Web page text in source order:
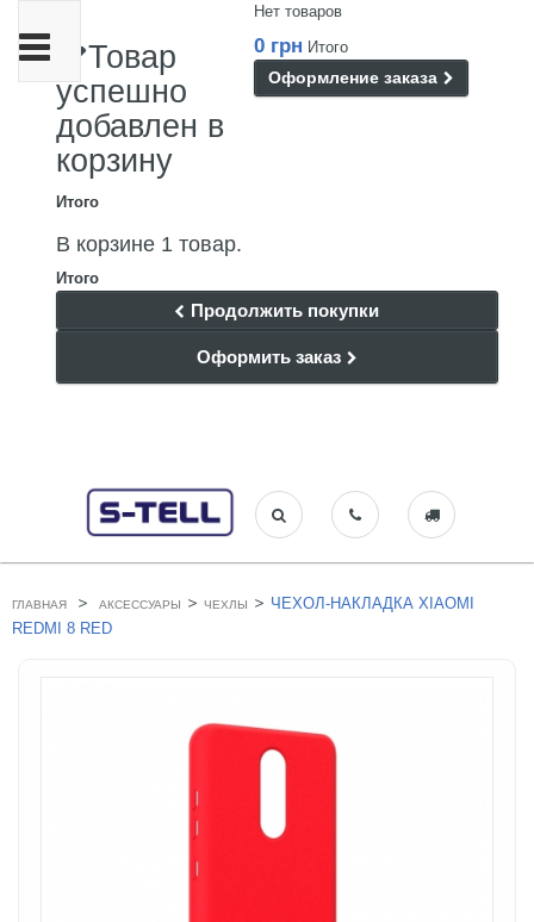
Нет товаров
0 грн Итого
Оформление заказа
Товар
успешно
добавлен в
корзину
Итого
В корзине 1 товар.
Итого
Продолжить покупки
Оформить заказ
Переключить
навигации
ГЛАВНАЯ > АКСЕССУАРЫ > ЧЕХЛЫ > ЧЕХОЛ-НАКЛАДКА XIAOMI
REDMI 8 RED